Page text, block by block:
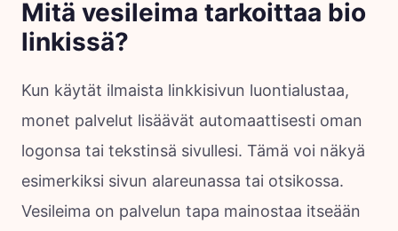
Mitä vesileima tarkoittaa bio
linkissä?
Kun käytät ilmaista linkkisivun luontialustaa,
monet palvelut lisäävät automaattisesti oman
logonsa tai tekstinsä sivullesi. Tämä voi näkyä
esimerkiksi sivun alareunassa tai otsikossa.
Vesileima on palvelun tapa mainostaa itseään